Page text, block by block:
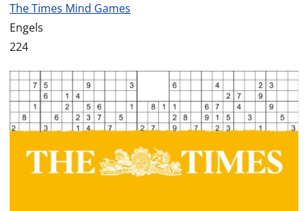
The Times Mind Games
Engels
224